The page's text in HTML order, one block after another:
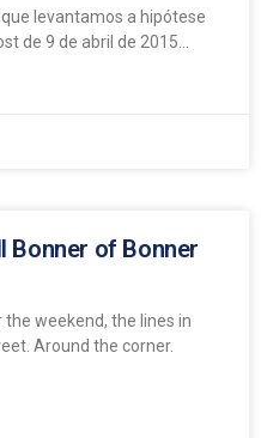
levantamos a hipótese
de 9 de abril de 2015…
Bonner of Bonner
weekend, the lines in
Around the corner.